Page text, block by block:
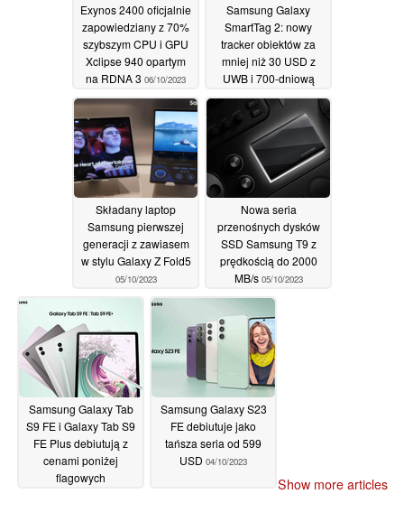
Exynos 2400 oficjalnie
zapowiedziany z 70%
szybszym CPU i GPU
Xclipse 940 opartym
na RDNA 3 06/10/2023
Samsung Galaxy
SmartTag 2: nowy
tracker obiektów za
mniej niż 30 USD z
UWB i 700-dniową
żywotnością baterii
05/10/2023
Składany laptop
Samsung pierwszej
generacji z zawiasem
w stylu Galaxy Z Fold5
05/10/2023
Nowa seria
przenośnych dysków
SSD Samsung T9 z
prędkością do 2000
MB/s 05/10/2023
Samsung Galaxy Tab
S9 FE i Galaxy Tab S9
FE Plus debiutują z
cenami poniżej
flagowych
Samsung Galaxy S23
FE debiutuje jako
tańsza seria od 599
USD 04/10/2023
Show more articles